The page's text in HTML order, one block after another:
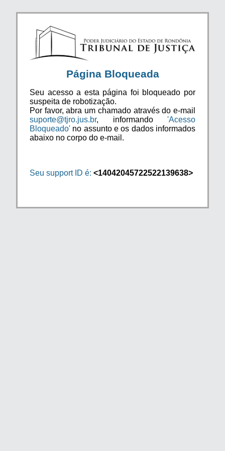
Página Bloqueada
Seu acesso a esta página foi bloqueado por
suspeita de robotização.
Por favor, abra um chamado através do e-mail
suporte@tjro.jus.br, informando 'Acesso
Bloqueado' no assunto e os dados informados
abaixo no corpo do e-mail.
Seu support ID é: <14042045722522139638>